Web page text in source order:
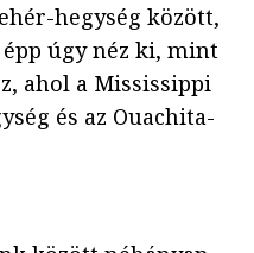
hegység között,
épp úgy néz ki, mint
ahol a Mississippi
és az Ouachita-